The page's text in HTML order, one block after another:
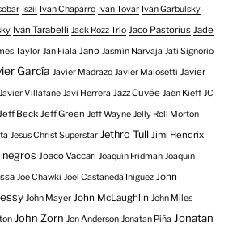
Iszil Ivan Chaparro Ivan Tovar Iván Garbulsky
Iván Tarabelli Jack Rozz Trío Jaco Pastorius Jade
Taylor Jan Fiala Jano Jasmín Narvaja Jati Signorio
García Javier Madrazo Javier Malosetti Javier
Javier Villafañe Javi Herrera Jazz Cuvée Jaén Kieff JC
Jeff Beck Jeff Green Jeff Wayne Jelly Roll Morton
Jesus Christ Superstar Jethro Tull Jimi Hendrix
negros Joaco Vaccari Joaquín Fridman Joaquín
Joe Chawki Joel Castañeda Iñiguez John
John Mayer John McLaughlin John Miles
John Zorn Jon Anderson Jonatan Piña Jonatan